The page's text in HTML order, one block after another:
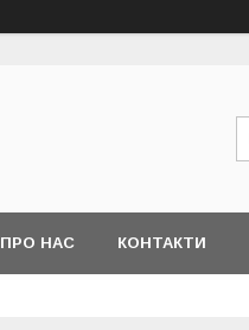
ПРО НАС КОНТАКТИ